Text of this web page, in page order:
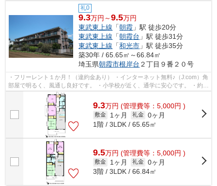
礼0
9.3万円～9.5万円
東武東上線 「朝霞 」駅 徒歩20分
東武東上線 「朝霞台 」駅 徒歩31分
東武東上線 「和光市 」駅 徒歩35分
築30年 / 65.65㎡～66.84㎡
埼玉県朝霞市根岸台 ２丁目９番２０号
・フリーレント１か月！（違約金あり） ・インターネット無料♪（J:com）角
部屋で明るく、風通し良好です。 ・小学校が近く、通学に安心です。 ・約
500mの所に商業施設（スーパー、ホー...
9.3万円 (管理費等：5,000円 )
敷金 1ヶ月 礼金 0ヶ月
1階 / 3LDK / 65.65㎡
9.5万円 (管理費等：5,000円 )
敷金 1ヶ月 礼金 0ヶ月
3階 / 3LDK / 66.84㎡